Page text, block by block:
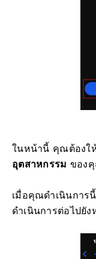
ในหน้านี้ คุณต้องใ
อุตสาหกรรม ของ
เมื่อคุณดำเนินการ
ดำเนินการต่อไปยั